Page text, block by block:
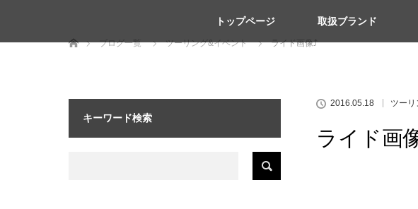
トップページ 取扱ブランド
ブログ一覧
ツーリング&イベント ライド画像⤴︎
2016.05.18 ツーリ
ライド画
キーワード検索